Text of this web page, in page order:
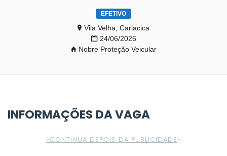
EFETIVO
Vila Velha, Cariacica
24/06/2026
Nobre Proteção Veicular
INFORMAÇÕES DA VAGA
>CONTINUA DEPOIS DA PUBLICIDADE<